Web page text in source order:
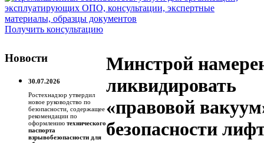
Получить консультацию
Новости
30.07.2026
Ростехнадзор утвердил
новое руководство по
безопасности, содержащее
рекомендации по
оформлению технического
паспорта
взрывобезопасности для
Минстрой
ликвидировать
«правовой
безопасности